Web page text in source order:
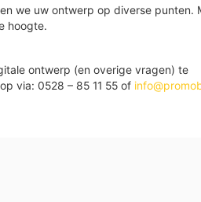
we uw ontwerp op diverse punten.
hoogte.
ontwerp (en overige vragen) te
via: 0528 – 85 11 55 of